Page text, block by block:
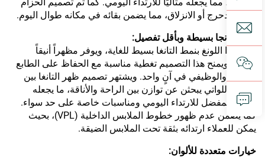
لمنع التدحرج أو الانزلاق، مما يضمن بقائه في مكانه طوال اليوم.
خلفية تانجا بسيطة وبأقل تفصيل:
ظهر هذا اللونغ بنمط التانغا بسيط للغاية، ويوفر مظهراً أنيقاً
وجذاباً. ويمنح هذا التصميم تغطية مناسبة مع الحفاظ على الطابع
الجذاب والوظيفي في آنٍ واحد. ويشتهر تصميم ظهر التانغا بين
النساء اللواتي يبحثن عن توازن بين الراحة والأناقة، ما يجعله
الخيار المفضل للارتداء اليومي ومناسبات خاصة على حد سواء.
كما يضمن عدم ظهور خطوط الملابس الداخلية (VPL)، بحيث
يمكن للعملاء ارتدائه بثقة تحت الملابس الضيقة.
خيارات متعددة للألوان: